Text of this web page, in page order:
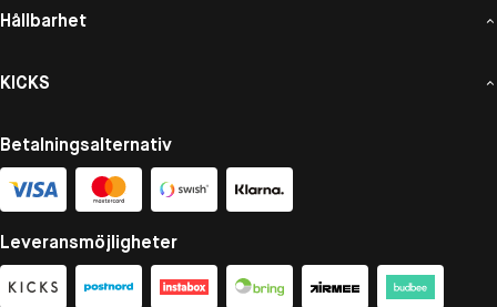
Hållbarhet
KICKS
Betalningsalternativ
Leveransmöjligheter